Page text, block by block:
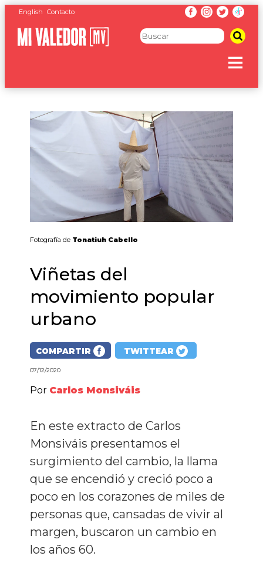
English Contacto
Fotografía de Tonatiuh Cabello
Viñetas del
movimiento popular
urbano
COMPARTIR TWITTEAR
07/12/2020
Por Carlos Monsiváis
En este extracto de Carlos
Monsiváis presentamos el
surgimiento del cambio, la llama
que se encendió y creció poco a
poco en los corazones de miles de
personas que, cansadas de vivir al
margen, buscaron un cambio en
los años 60.